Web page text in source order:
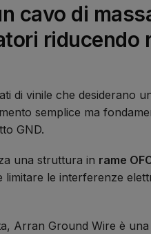
cavo di
di vinile che desiderano
semplice ma
GND.
una struttura in rame
le interferenze
Arran Ground Wire è